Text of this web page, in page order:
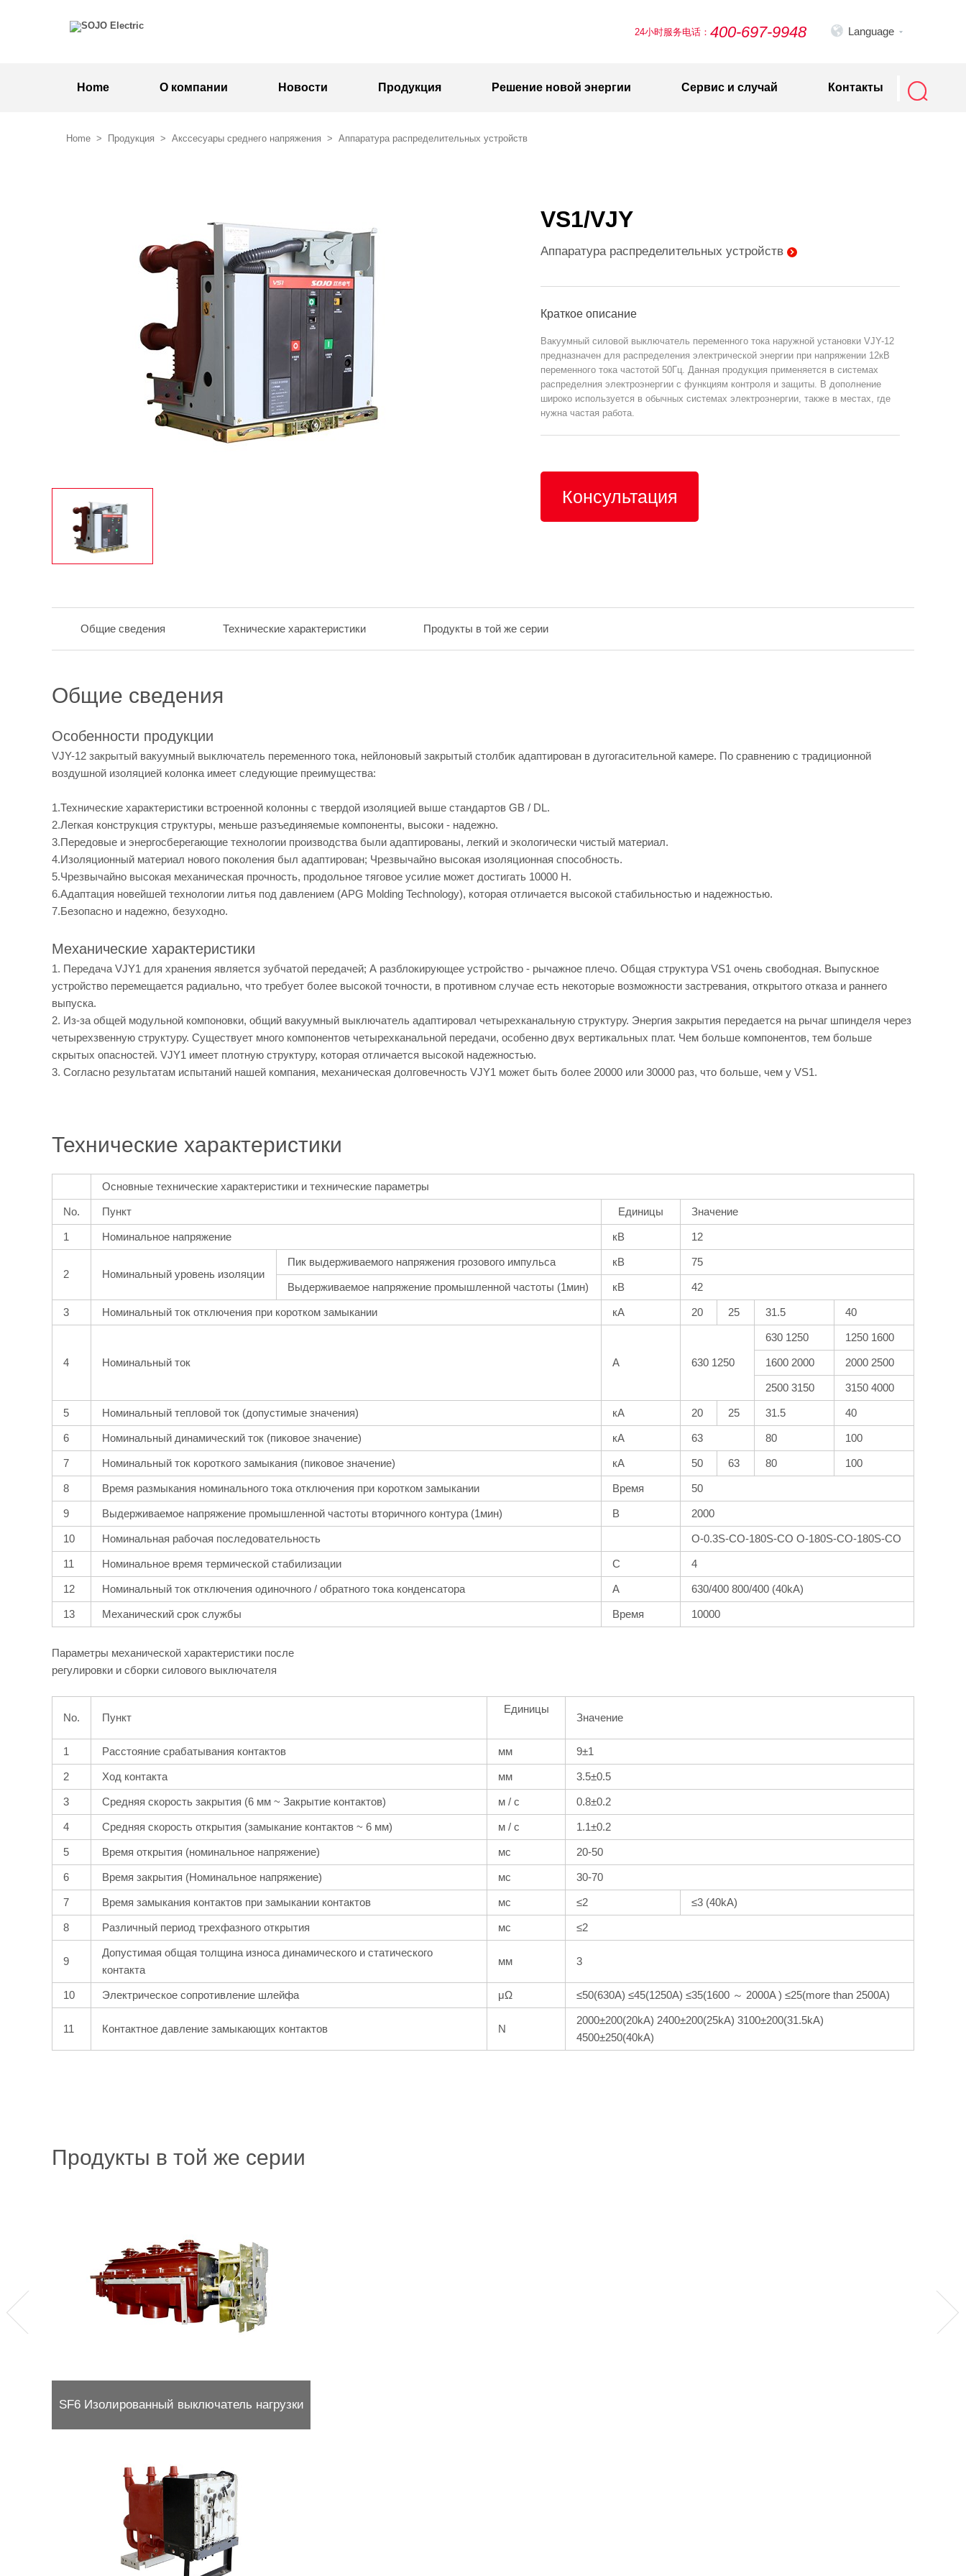
24小时服务电话： 400-697-9948  Language 
Home О компании Новости Продукция Решение новой энергии Сервис и случай Контакты 
Home > Продукция > Акссесуары среднего напряжения > Аппаратура распределительных устройств
VS1/VJY
Аппаратура распределительных устройств
Краткое описание
Вакуумный силовой выключатель переменного тока наружной установки VJY-12
предназначен для распределения электрической энергии при напряжении 12кВ
переменного тока частотой 50Гц. Данная продукция применяется в системах
распределния электроэнергии с функциям контроля и защиты. В дополнение
широко используется в обычных системах электроэнергии, также в местах, где
нужна частая работа.
Консультация
Общие сведения Технические характеристики Продукты в той же серии
Общие сведения
Особенности продукции
VJY-12 закрытый вакуумный выключатель переменного тока, нейлоновый закрытый столбик адаптирован в дугогасительной камере. По сравнению с традиционной
воздушной изоляцией колонка имеет следующие преимущества:
1.Технические характеристики встроенной колонны с твердой изоляцией выше стандартов GB / DL.
2.Легкая конструкция структуры, меньше разъединяемые компоненты, высоки - надежно.
3.Передовые и энергосберегающие технологии производства были адаптированы, легкий и экологически чистый материал.
4.Изоляционный материал нового поколения был адаптирован; Чрезвычайно высокая изоляционная способность.
5.Чрезвычайно высокая механическая прочность, продольное тяговое усилие может достигать 10000 Н.
6.Адаптация новейшей технологии литья под давлением (APG Molding Technology), которая отличается высокой стабильностью и надежностью.
7.Безопасно и надежно, безуходно.
Механические характеристики
1. Передача VJY1 для хранения является зубчатой передачей; А разблокирующее устройство - рычажное плечо. Общая структура VS1 очень свободная. Выпускное
устройство перемещается радиально, что требует более высокой точности, в противном случае есть некоторые возможности застревания, открытого отказа и раннего
выпуска.
2. Из-за общей модульной компоновки, общий вакуумный выключатель адаптировал четырехканальную структуру. Энергия закрытия передается на рычаг шпинделя через
четырехзвенную структуру. Существует много компонентов четырехканальной передачи, особенно двух вертикальных плат. Чем больше компонентов, тем больше
скрытых опасностей. VJY1 имеет плотную структуру, которая отличается высокой надежностью.
3. Согласно результатам испытаний нашей компания, механическая долговечность VJY1 может быть более 20000 или 30000 раз, что больше, чем у VS1.
Технические характеристики
Основные технические характеристики и технические параметры
No. Пункт Единицы Значение
1 Номинальное напряжение кВ 12
2 Номинальный уровень изоляции
Пик выдерживаемого напряжения грозового импульса кВ 75
Выдерживаемое напряжение промышленной частоты (1мин) кВ 42
3 Номинальный ток отключения при коротком замыкании кА 20 25 31.5 40
4 Номинальный ток A 630 1250
630 1250 1250 1600
1600 2000 2000 2500
2500 3150 3150 4000
5 Номинальный тепловой ток (допустимые значения) кА 20 25 31.5 40
6 Номинальный динамический ток (пиковое значение) кА 63 80 100
7 Номинальный ток короткого замыкания (пиковое значение) кА 50 63 80 100
8 Время размыкания номинального тока отключения при коротком замыкании Время 50
9 Выдерживаемое напряжение промышленной частоты вторичного контура (1мин) В 2000
10 Номинальная рабочая последовательность O-0.3S-CO-180S-CO O-180S-CO-180S-CO
11 Номинальное время термической стабилизации С 4
12 Номинальный ток отключения одиночного / обратного тока конденсатора A 630/400 800/400 (40kA)
13 Механический срок службы Время 10000
Параметры механической характеристики после
регулировки и сборки силового выключателя
No. Пункт
Единицы
Значение
1 Расстояние срабатывания контактов мм 9±1
2 Ход контакта мм 3.5±0.5
3 Средняя скорость закрытия (6 мм ~ Закрытие контактов) м / с 0.8±0.2
4 Средняя скорость открытия (замыкание контактов ~ 6 мм) м / с 1.1±0.2
5 Время открытия (номинальное напряжение) мс 20-50
6 Время закрытия (Номинальное напряжение) мс 30-70
7 Время замыкания контактов при замыкании контактов мс ≤2 ≤3 (40kA)
8 Различный период трехфазного открытия мс ≤2
9
Допустимая общая толщина износа динамического и статического
контакта
мм 3
10 Электрическое сопротивление шлейфа μΩ ≤50(630A) ≤45(1250A) ≤35(1600 ～ 2000A ) ≤25(more than 2500A)
11 Контактное давление замыкающих контактов N
2000±200(20kA) 2400±200(25kA) 3100±200(31.5kA)
4500±250(40kA)
Продукты в той же серии
SF6 Изолированный выключатель нагрузки